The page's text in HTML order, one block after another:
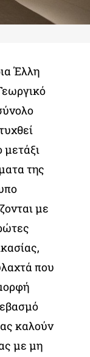
Έλλη
μετάξι
της
με
που
καλούν
με μη